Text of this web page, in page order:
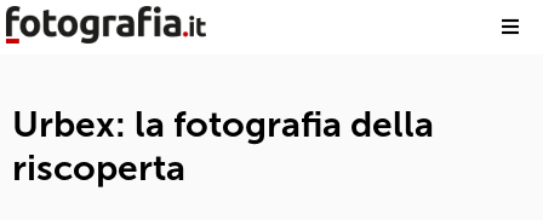
Urbex: la fotografia della
riscoperta